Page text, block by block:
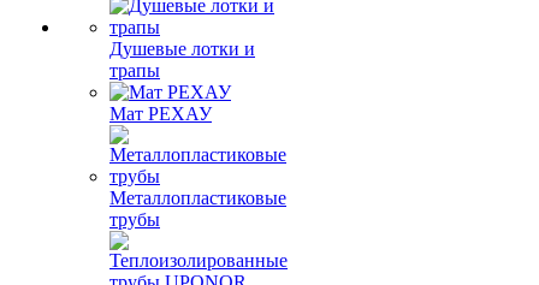
Душевые лотки и
трапы
Мат РЕХАУ
Металлопластиковые
трубы